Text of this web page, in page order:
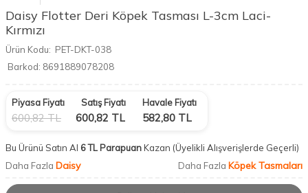
Daisy Flotter Deri Köpek Tasması L-3cm Laci-
Kırmızı
Ürün Kodu: PET-DKT-038
Barkod: 8691889078208
Piyasa Fiyatı
600,82TL
Satış Fiyatı
600,82 TL
Havale Fiyatı
582,80 TL
Bu Ürünü Satın Al 6 TL ParapuanKazan (Üyelikli Alışverişlerde Geçerli)
Daha Fazla Daisy Daha Fazla Köpek Tasmaları